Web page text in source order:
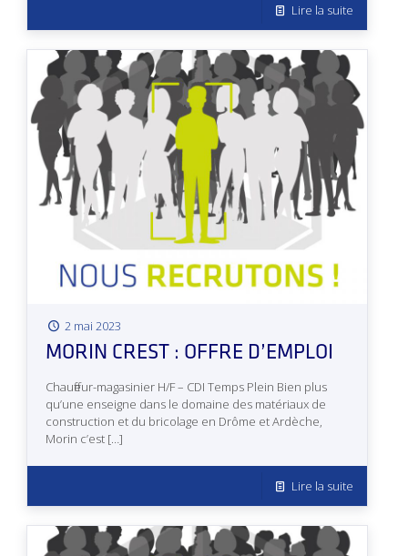
Lire la suite
2 mai 2023
MORIN CREST : OFFRE D’EMPLOI
Chauffeur-magasinier H/F – CDI Temps Plein Bien plus
qu’une enseigne dans le domaine des matériaux de
construction et du bricolage en Drôme et Ardèche,
Morin c’est […]
Lire la suite